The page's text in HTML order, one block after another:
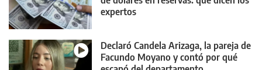
expertos
Declaró Candela Arizaga, la pareja de
Facundo Moyano y contó por qué